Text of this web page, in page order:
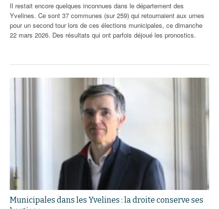
Il restait encore quelques inconnues dans le département des
Yvelines. Ce sont 37 communes (sur 259) qui retournaient aux urnes
pour un second tour lors de ces élections municipales, ce dimanche
22 mars 2026. Des résultats qui ont parfois déjoué les pronostics.
Municipales dans les Yvelines : la droite conserve ses